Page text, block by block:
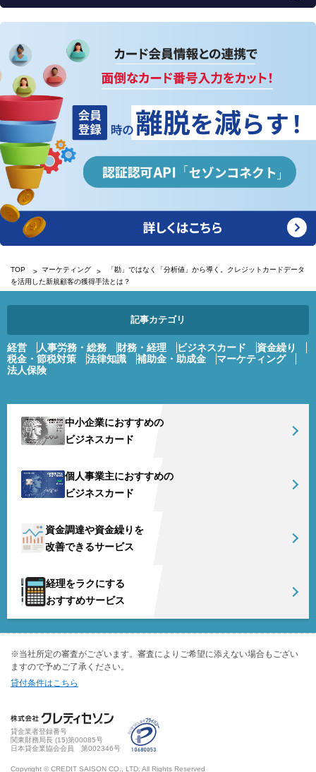
TOP マーケティング
「勘」ではなく「分析値」から導く。クレジットカードデータ
を活用した新規顧客の獲得手法とは？
記事カテゴリ
経営 人事労務・総務 財務・経理 ビジネスカード
資金繰り
税金・節税対策
法律知識 補助金・助成金
マーケティング
法人保険
中小企業におすすめの
ビジネスカード
個人事業主におすすめの
ビジネスカード
資金調達や資金繰りを
改善できるサービス
経理をラクにする
おすすめサービス
※当社所定の審査がございます。審査によりご希望に添えない場合もござい
ますので予めご了承ください。
貸付条件はこちら
貸金業者登録番号
関東財務局長 (15)第00085号
日本貸金業協会会員 第002346号
Copyright © CREDIT SAISON CO., LTD. All Rights Reserved